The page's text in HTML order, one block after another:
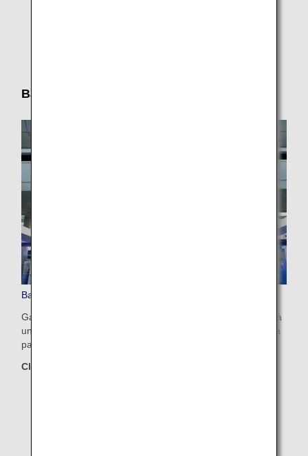
Bagages
Bagages supplémentaires prépayés
Gagnez du temps et profitez davantage du moment grâce à
un enregistrement smart. Partez tranquille en n'ayant rien à
payer à l'aéroport le jour du départ.
Classes concernées